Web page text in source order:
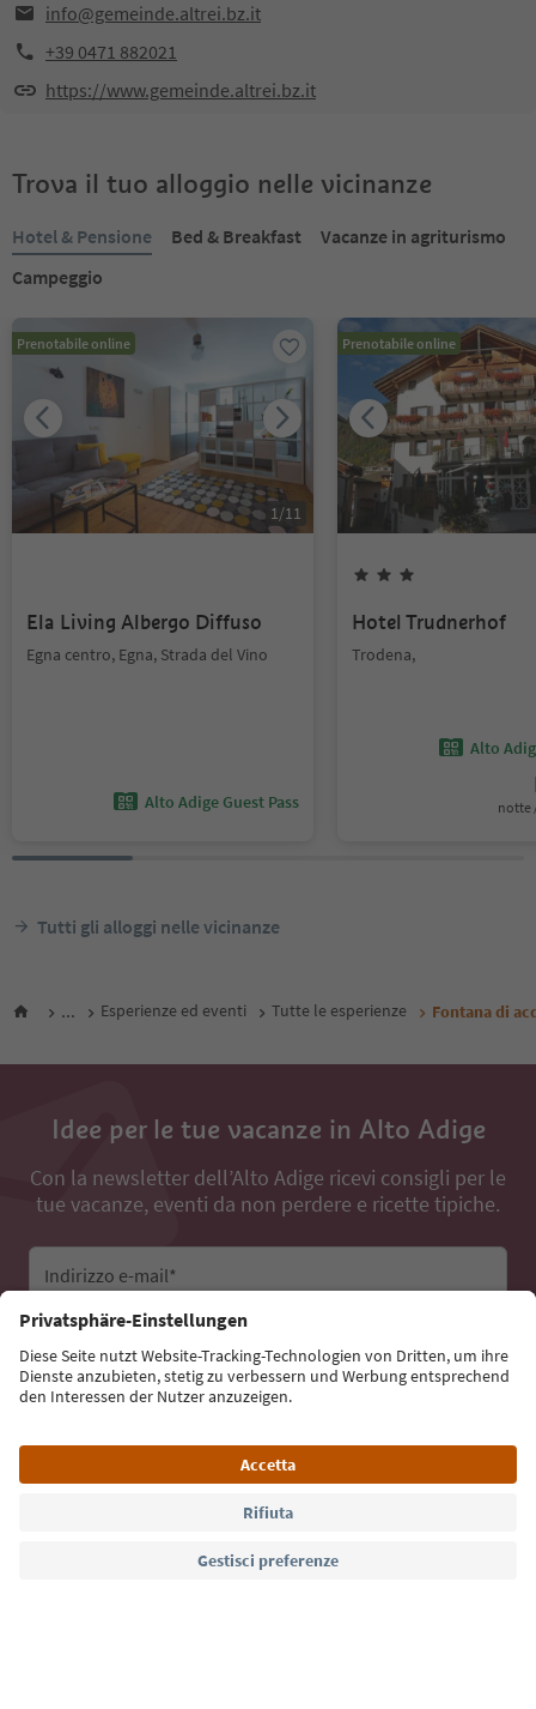
info@gemeinde.altrei.bz.it
+39 0471 882021
https://www.gemeinde.altrei.bz.it
Trova il tuo alloggio nelle vicinanze
Hotel & Pensione Bed & Breakfast
Vacanze in agriturismo
Campeggio
Prenotabile online
1/11
Ela Living Albergo Diffuso
Egna centro, Egna, Strada del Vino
Alto Adige Guest Pass
Prenotabile online
Hotel Trudnerhof
Trodena,
Alto
notte
Tutti gli alloggi nelle vicinanze
... Esperienze ed eventi Tutte le esperienze Fontana di
Idee per le tue vacanze in Alto Adige
Con la newsletter dell’Alto Adige ricevi consigli per le
tue vacanze, eventi da non perdere e ricette tipiche.
Indirizzo e-mail*
Iscriviti alla newsletter